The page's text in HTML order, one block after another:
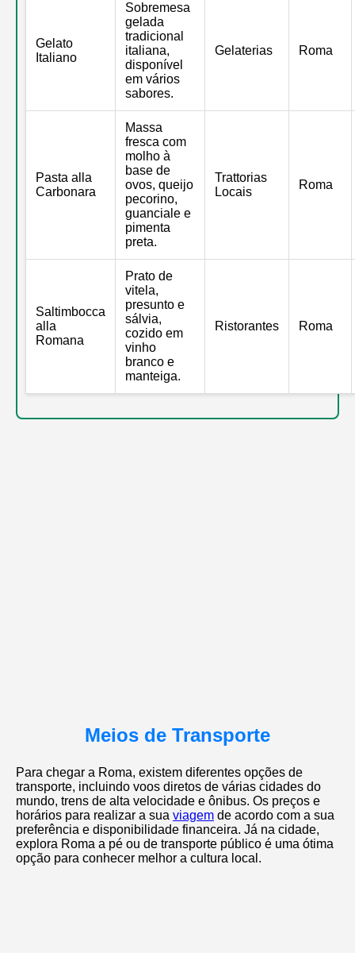
Gelato
Italiano
Sobremesa
gelada
tradicional
italiana,
disponível
em vários
sabores.
Gelaterias Roma
Pasta alla
Carbonara
Massa
fresca com
molho à
base de
ovos, queijo
pecorino,
guanciale e
pimenta
preta.
Trattorias
Locais
Roma
Saltimbocca
alla
Romana
Prato de
vitela,
presunto e
sálvia,
cozido em
vinho
branco e
manteiga.
Ristorantes Roma
Meios de Transporte
Para chegar a Roma, existem diferentes opções de
transporte, incluindo voos diretos de várias cidades do
mundo, trens de alta velocidade e ônibus. Os preços e
horários para realizar a sua viagem de acordo com a sua
preferência e disponibilidade financeira. Já na cidade,
explora Roma a pé ou de transporte público é uma ótima
opção para conhecer melhor a cultura local.